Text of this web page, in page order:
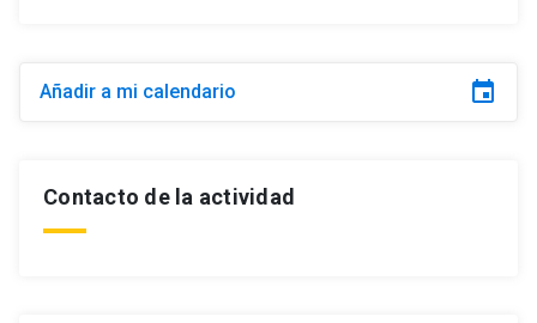
Añadir a mi calendario event
Contacto de la actividad